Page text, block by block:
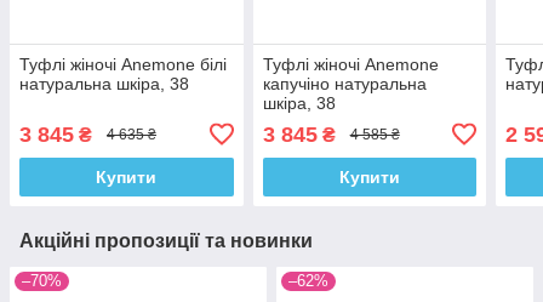
Туфлі жіночі Anemone білі
натуральна шкіра, 38
3 845 ₴ 4 635 ₴
Купити
Туфлі жіночі Anemone
капучіно натуральна
шкіра, 38
3 845₴ 4 585 ₴
Купити
2
Акційні пропозиції та новинки
–70% –62%